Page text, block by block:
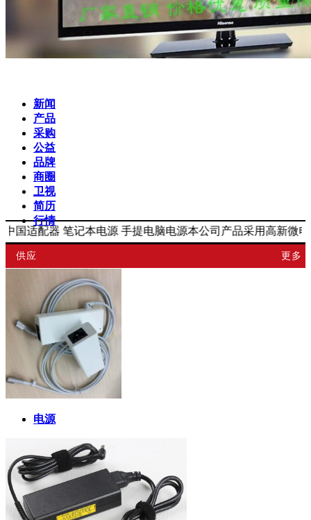
新闻
产品
采购
公益
品牌
商圈
卫视
简历
行情
适配器 笔记本电源 手提电脑电源本公司产品采用高新微电
供应 更多
电源